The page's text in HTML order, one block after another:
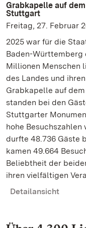
Grabkapelle auf
Stuttgart
Freitag, 27. Februar
2025 war für die
Baden-Württemberg
Millionen Menschen
des Landes und
Grabkapelle auf
standen bei den
Stuttgarter
hohe
durfte 48.736 Gäste
kamen 49.664
Beliebtheit der
ihren vielfältigen
Detailansicht